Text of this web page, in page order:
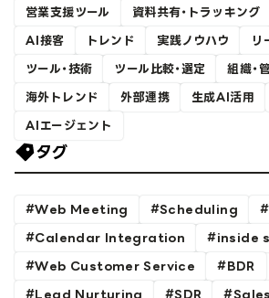
営業支援ツール 資料共有・トラッキング
AI接客 トレンド 実践ノウハウ リ
ツール・技術 ツール比較・選定 組織・
海外トレンド 外部連携 生成AI活用
AIエージェント
タグ
Web Meeting Scheduling
Calendar Integration inside
Web Customer Service BDR
Lead Nurturing SDR